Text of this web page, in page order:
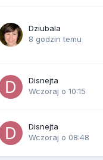
Dziubala
8 godzin temu
Disnejta
Wczoraj o 10:15
Disnejta
Wczoraj o 08:48